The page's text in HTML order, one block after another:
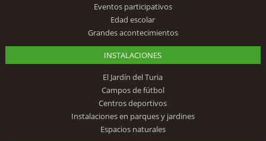
Eventos participativos
Edad escolar
Grandes acontecimientos
INSTALACIONES
El Jardín del Turia
Campos de fútbol
Centros deportivos
Instalaciones en parques y jardines
Espacios naturales